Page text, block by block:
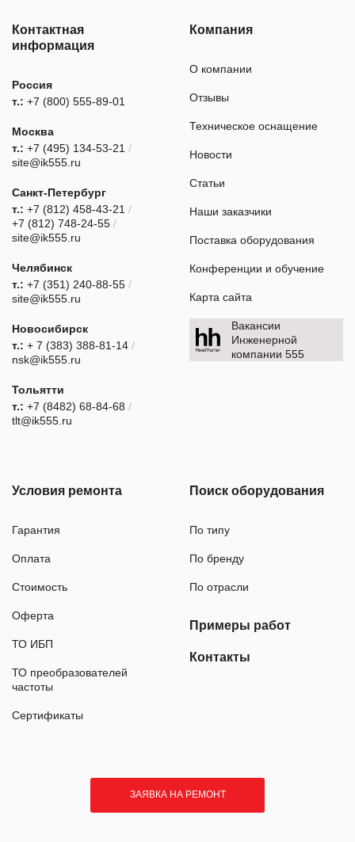
Контактная
информация
Россия
т.: +7 (800) 555-89-01
Москва
т.: +7 (495) 134-53-21 /
site@ik555.ru
Санкт-Петербург
т.: +7 (812) 458-43-21 /
+7 (812) 748-24-55 /
site@ik555.ru
Челябинск
т.: +7 (351) 240-88-55 /
site@ik555.ru
Новосибирск
т.: + 7 (383) 388-81-14 /
nsk@ik555.ru
Тольятти
т.: +7 (8482) 68-84-68 /
tlt@ik555.ru
Компания
О компании
Отзывы
Техническое оснащение
Новости
Статьи
Наши заказчики
Поставка оборудования
Конференции и обучение
Карта сайта
Вакансии
Инженерной
компании 555
Условия ремонта
Гарантия
Оплата
Стоимость
Оферта
ТО ИБП
ТО преобразователей
частоты
Сертификаты
Поиск оборудования
По типу
По бренду
По отрасли
Примеры работ
Контакты
ЗАЯВКА НА РЕМОНТ